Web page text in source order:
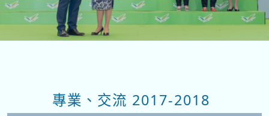
專業、交流 2017-2018